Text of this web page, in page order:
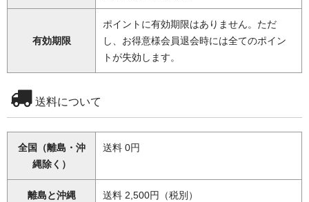
有効期限
ポイントに有効期限はありません。ただ
し、お得意様会員退会時には全てのポイン
トが失効します。
送料について
全国（離島・沖
縄除く）
送料 0円
離島と沖縄 送料 2,500円（税別）